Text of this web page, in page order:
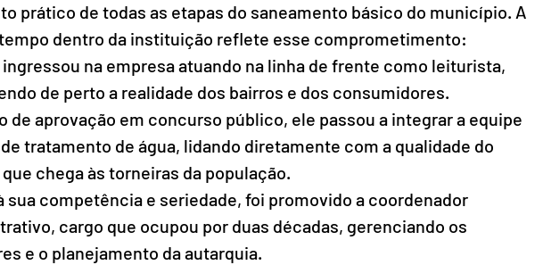
prático de todas as etapas do saneamento básico do município. A
dentro da instituição reflete esse comprometimento:
na empresa atuando na linha de frente como leiturista,
de perto a realidade dos bairros e dos consumidores.
de aprovação em concurso público, ele passou a integrar a equipe
tratamento de água, lidando diretamente com a qualidade do
chega às torneiras da população.
sua competência e seriedade, foi promovido a coordenador
cargo que ocupou por duas décadas, gerenciando os
e o planejamento da autarquia.